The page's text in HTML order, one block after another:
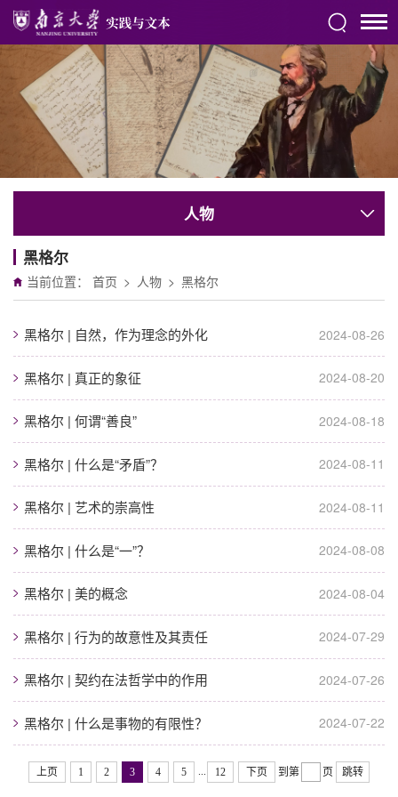
人物
黑格尔
当前位置： 首页 > 人物 > 黑格尔
黑格尔 | 自然，作为理念的外化 2024-08-26
黑格尔 | 真正的象征 2024-08-20
黑格尔 | 何谓“善良” 2024-08-18
黑格尔 | 什么是“矛盾”？ 2024-08-11
黑格尔 | 艺术的崇高性 2024-08-11
黑格尔 | 什么是“一”？ 2024-08-08
黑格尔 | 美的概念 2024-08-04
黑格尔 | 行为的故意性及其责任 2024-07-29
黑格尔 | 契约在法哲学中的作用 2024-07-26
黑格尔 | 什么是事物的有限性？ 2024-07-22
上页 1 2 3 4 5 12 下页 到第 页 跳转